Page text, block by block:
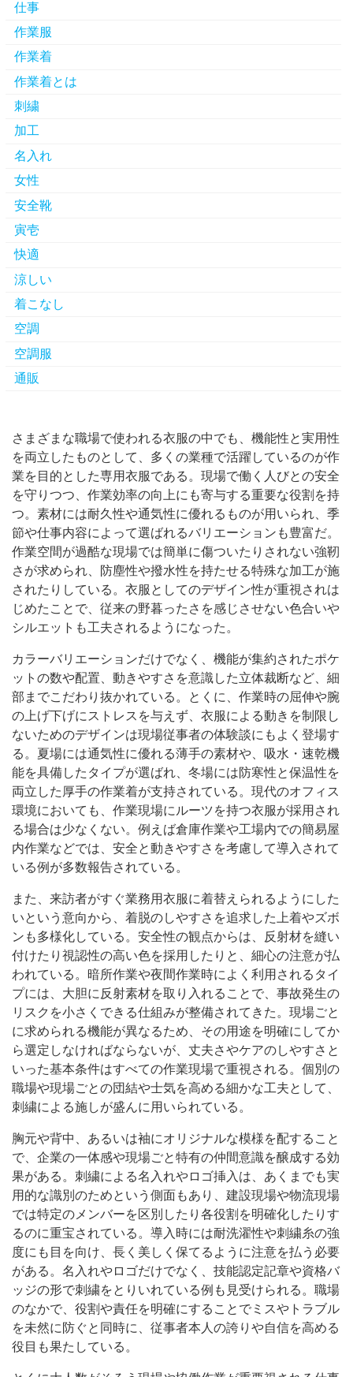
仕事
作業服
作業着
作業着とは
刺繍
加工
名入れ
女性
安全靴
寅壱
快適
涼しい
着こなし
空調
空調服
通販
さまざまな職場で使われる衣服の中でも、機能性と実用性
を両立したものとして、多くの業種で活躍しているのが作
業を目的とした専用衣服である。 現場で働く人びとの安全
を守りつつ、作業効率の向上にも寄与する重要な役割を持
つ。素材には耐久性や通気性に優れるものが用いられ、季
節や仕事内容によって選ばれるバリエーションも豊富だ。
作業空間が過酷な現場では簡単に傷ついたりされない強靭
さが求められ、防塵性や撥水性を持たせる特殊な加工が施
されたりしている。衣服としてのデザイン性が重視されは
じめたことで、従来の野暮ったさを感じさせない色合いや
シルエットも工夫されるようになった。
カラーバリエーションだけでなく、機能が集約されたポケ
ットの数や配置、動きやすさを意識した立体裁断など、細
部までこだわり抜かれている。とくに、作業時の屈伸や腕
の上げ下げにストレスを与えず、衣服による動きを制限し
ないためのデザインは現場従事者の体験談にもよく登場す
る。夏場には通気性に優れる薄手の素材や、吸水・速乾機
能を具備したタイプが選ばれ、冬場には防寒性と保温性を
両立した厚手の作業着が支持されている。現代のオフィス
環境においても、作業現場にルーツを持つ衣服が採用され
る場合は少なくない。例えば倉庫作業や工場内での簡易屋
内作業などでは、安全と動きやすさを考慮して導入されて
いる例が多数報告されている。
また、来訪者がすぐ業務用衣服に着替えられるようにした
いという意向から、着脱のしやすさを追求した上着やズボ
ンも多様化している。安全性の観点からは、反射材を縫い
付けたり視認性の高い色を採用したりと、細心の注意が払
われている。暗所作業や夜間作業時によく利用されるタイ
プには、大胆に反射素材を取り入れることで、事故発生の
リスクを小さくできる仕組みが整備されてきた。現場ごと
に求められる機能が異なるため、その用途を明確にしてか
ら選定しなければならないが、丈夫さやケアのしやすさと
いった基本条件はすべての作業現場で重視される。個別の
職場や現場ごとの団結や士気を高める細かな工夫として、
刺繍による施しが盛んに用いられている。
胸元や背中、あるいは袖にオリジナルな模様を配すること
で、企業の一体感や現場ごと特有の仲間意識を醸成する効
果がある。刺繍による名入れやロゴ挿入は、あくまでも実
用的な識別のためという側面もあり、建設現場や物流現場
では特定のメンバーを区別したり各役割を明確化したりす
るのに重宝されている。導入時には耐洗濯性や刺繍糸の強
度にも目を向け、長く美しく保てるように注意を払う必要
がある。名入れやロゴだけでなく、技能認定記章や資格バ
ッジの形で刺繍をとりいれている例も見受けられる。職場
のなかで、役割や責任を明確にすることでミスやトラブル
を未然に防ぐと同時に、従事者本人の誇りや自信を高める
役目も果たしている。